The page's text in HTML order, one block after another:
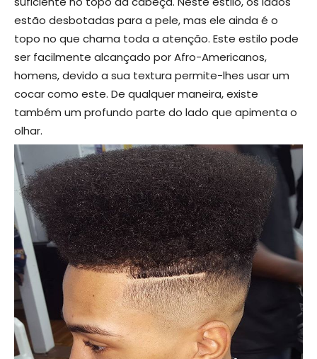
estão desbotadas para a pele, mas ele ainda é o
topo no que chama toda a atenção. Este estilo pode
ser facilmente alcançado por Afro-Americanos,
homens, devido a sua textura permite-lhes usar um
cocar como este. De qualquer maneira, existe
também um profundo parte do lado que apimenta o
olhar.